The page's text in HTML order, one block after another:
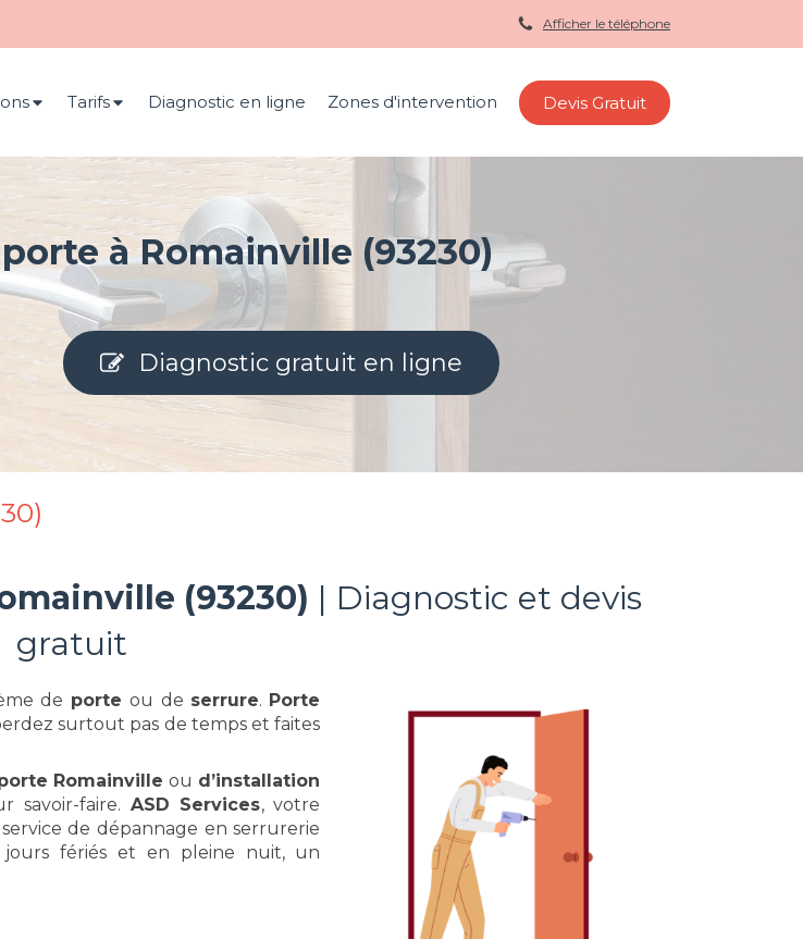
Afficher le téléphone
Tarifs Diagnostic en ligne Zones d'intervention Devis Gratuit
à Romainville (93230)
Diagnostic gratuit en ligne
(93230) | Diagnostic et devis
gratuit
de porteou de serrure. Porte
surtout pas de temps et faites
Romainvilleou d’installation
savoir-faire. ASD Services, votre
de dépannage en serrurerie
jours fériés et en pleine nuit, un